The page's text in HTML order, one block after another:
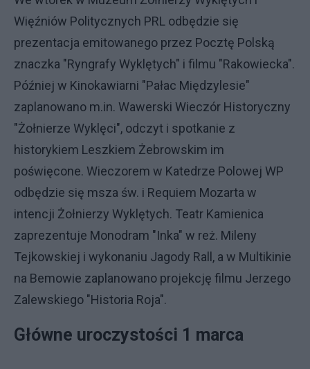
Więźniów Politycznych PRL odbędzie się
prezentacja emitowanego przez Pocztę Polską
znaczka "Ryngrafy Wyklętych" i filmu "Rakowiecka".
Później w Kinokawiarni "Pałac Międzylesie"
zaplanowano m.in. Wawerski Wieczór Historyczny
"Żołnierze Wyklęci", odczyt i spotkanie z
historykiem Leszkiem Żebrowskim im
poświęcone. Wieczorem w Katedrze Polowej WP
odbędzie się msza św. i Requiem Mozarta w
intencji Żołnierzy Wyklętych. Teatr Kamienica
zaprezentuje Monodram "Inka" w reż. Mileny
Tejkowskiej i wykonaniu Jagody Rall, a w Multikinie
na Bemowie zaplanowano projekcję filmu Jerzego
Zalewskiego "Historia Roja".
Główne uroczystości 1 marca